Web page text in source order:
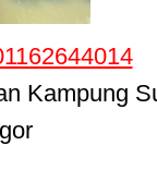
Kampung